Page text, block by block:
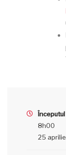
8h00
25